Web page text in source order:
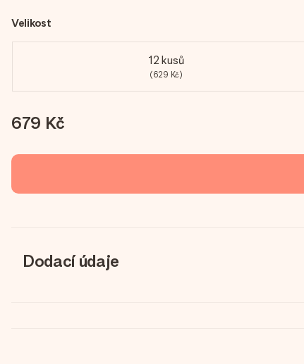
Velikost
12 kusů
(629 Kč)
679 Kč
Dodací údaje